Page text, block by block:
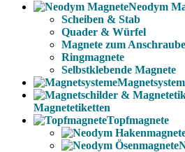
Neodym
Scheiben & Stab
Quader & Würfel
Magnete zum
Ringmagnete
Selbstklebende Magnete
Magnetetiketten
Topfmagnete